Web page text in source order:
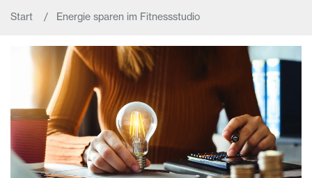
Start Energie sparen im Fitnessstudio